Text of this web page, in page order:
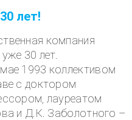
лет!
компания
30 лет.
1993 коллективом
с доктором
лауреатом
и Д.К. Заболотного –